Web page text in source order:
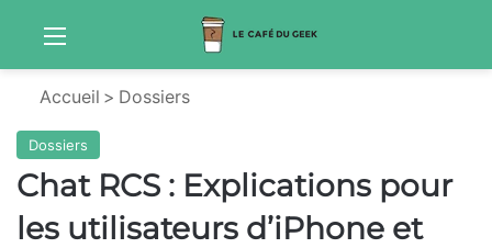
Menu
Accueil > Dossiers
Dossiers
Chat RCS : Explications pour
les utilisateurs d’iPhone et